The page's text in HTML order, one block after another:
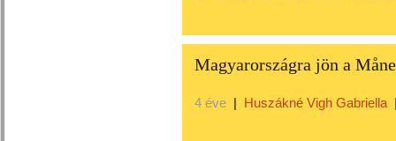
Magyarországra jön a
4 éve | Huszákné Vigh Gabriella